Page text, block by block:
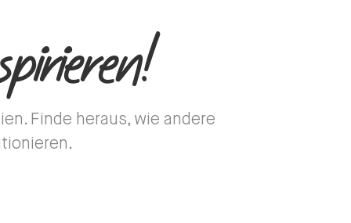
Finde heraus, wie andere